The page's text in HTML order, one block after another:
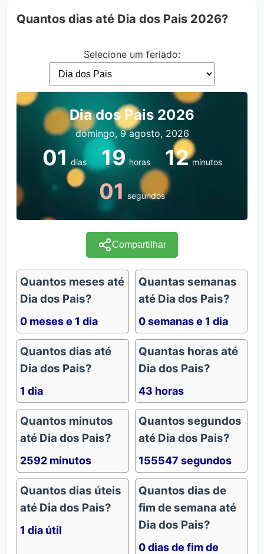
Quantos dias até Dia dos Pais 2026?
Selecione um feriado:
Dia dos Pais 2026
domingo, 9 agosto, 2026
01 dias 19 horas 12 minutos
01 segundos
Compartilhar
Quantos meses até
Dia dos Pais?
0 meses e 1 dia
Quantas semanas
até Dia dos Pais?
0 semanas e 1 dia
Quantos dias até
Dia dos Pais?
1 dia
Quantas horas até
Dia dos Pais?
43 horas
Quantos minutos
até Dia dos Pais?
2592 minutos
Quantos segundos
até Dia dos Pais?
155547 segundos
Quantos dias úteis
até Dia dos Pais?
1 dia útil
Quantos dias de
fim de semana até
Dia dos Pais?
0 dias de fim de